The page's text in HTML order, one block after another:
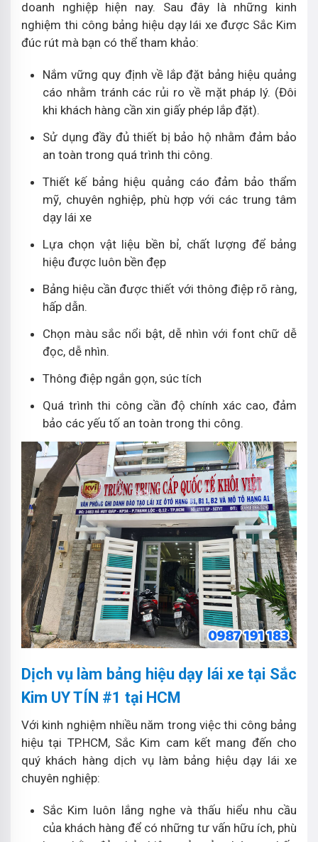
doanh nghiệp hiện nay. Sau đây là những kinh
nghiệm thi công bảng hiệu dạy lái xe được Sắc Kim
đúc rút mà bạn có thể tham khảo:
Nắm vững quy định về lắp đặt bảng hiệu quảng
cáo nhằm tránh các rủi ro về mặt pháp lý. (Đôi
khi khách hàng cần xin giấy phép lắp đặt).
Sử dụng đầy đủ thiết bị bảo hộ nhằm đảm bảo
an toàn trong quá trình thi công.
Thiết kế bảng hiệu quảng cáo đảm bảo thẩm
mỹ, chuyên nghiệp, phù hợp với các trung tâm
dạy lái xe
Lựa chọn vật liệu bền bỉ, chất lượng để bảng
hiệu được luôn bền đẹp
Bảng hiệu cần được thiết với thông điệp rõ ràng,
hấp dẫn.
Chọn màu sắc nổi bật, dễ nhìn với font chữ dễ
đọc, dễ nhìn.
Thông điệp ngắn gọn, súc tích
Quá trình thi công cần độ chính xác cao, đảm
bảo các yếu tố an toàn trong thi công.
Dịch vụ làm bảng hiệu dạy lái xe tại Sắc
Kim UY TÍN #1 tại HCM
Với kinh nghiệm nhiều năm trong việc thi công bảng
hiệu tại TP.HCM, Sắc Kim cam kết mang đến cho
quý khách hàng dịch vụ làm bảng hiệu dạy lái xe
chuyên nghiệp:
Sắc Kim luôn lắng nghe và thấu hiểu nhu cầu
của khách hàng để có những tư vấn hữu ích, phù